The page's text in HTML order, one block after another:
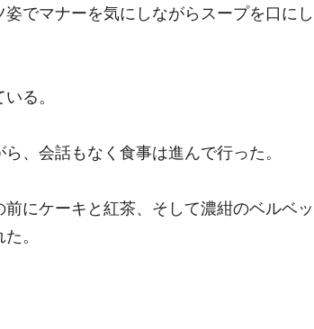
でマナーを気にしながらスープを口にし
る。
、会話もなく食事は進んで行った。
にケーキと紅茶、そして濃紺のベルベッ
。